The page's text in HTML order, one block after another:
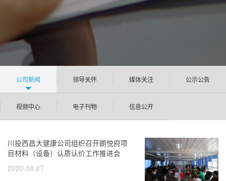
公司新闻 领导关怀 媒体关注 公示公告
视频中心 电子刊物 信息公开
川投西昌大健康公司组织召开朗悦府项
目材料（设备）认质认价工作推进会
2020.04.27